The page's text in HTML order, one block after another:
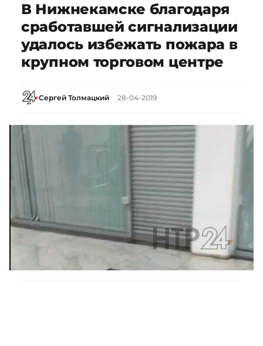
В Нижнекамске благодаря
сработавшей сигнализации
удалось избежать пожара в
крупном торговом центре
Сергей Толмацкий 28-04-2019